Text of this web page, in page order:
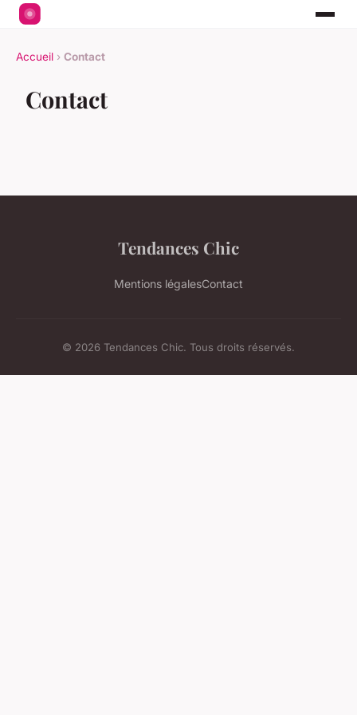
Accueil › Contact
Contact
Tendances Chic
Mentions légalesContact
© 2026 Tendances Chic. Tous droits réservés.